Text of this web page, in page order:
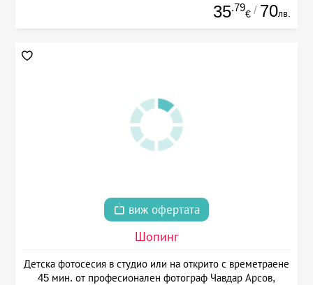
35.79
€ / 70лв.
виж офертата
Шопинг
Детска фотосесия в студио или на открито с времетраене
45 мин. от професионален фотограф Чавдар Арсов,